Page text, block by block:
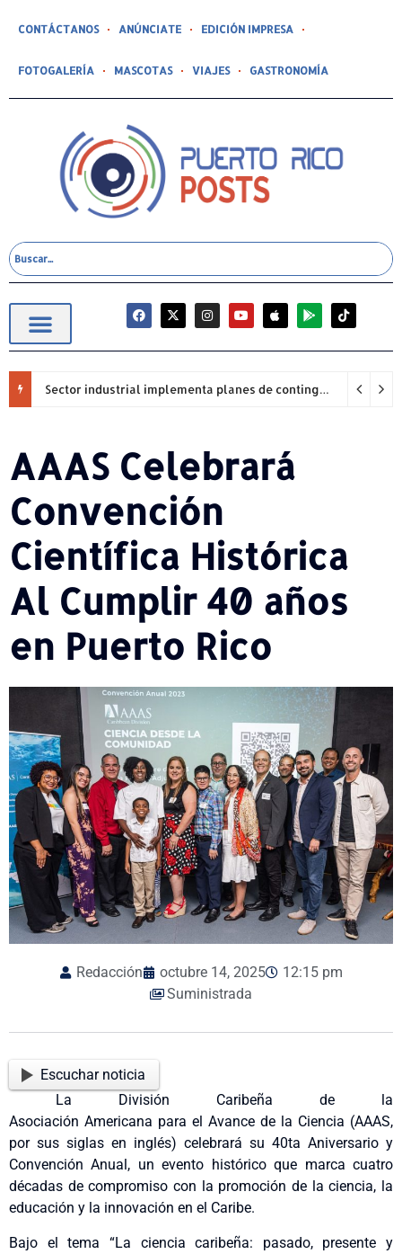
CONTÁCTANOS ANÚNCIATE EDICIÓN IMPRESA
FOTOGALERÍA MASCOTAS VIAJES GASTRONOMÍA
Sector industrial implementa planes de contingencia ante racionamiento de agua y hace un llamado a la eficiencia infraestructural
AAAS Celebrará
Convención
Científica Histórica
Al Cumplir 40 años
en Puerto Rico
Redacción octubre 14, 2025
12:15 pm
Suministrada
Escuchar noticia
La División Caribeña de la
Asociación Americana para el Avance de la Ciencia (AAAS,
por sus siglas en inglés) celebrará su 40ta Aniversario y
Convención Anual, un evento histórico que marca cuatro
décadas de compromiso con la promoción de la ciencia, la
educación y la innovación en el Caribe.
Bajo el tema “La ciencia caribeña: pasado, presente y